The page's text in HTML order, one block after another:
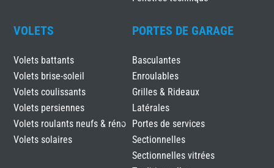
VOLETS
Volets battants
Volets brise-soleil
Volets coulissants
Volets persiennes
Volets roulants neufs & réno
Volets solaires
PORTES DE GARAGE
Basculantes
Enroulables
Grilles & Rideaux
Latérales
Portes de services
Sectionnelles
Sectionnelles vitrées